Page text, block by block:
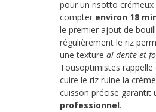
pour un risotto
compter environ 18
le premier ajout de
régulièrement le riz
une texture al dente et
Tousoptimistes rappelle
cuire le riz ruine la
cuisson précise garantit
professionnel.